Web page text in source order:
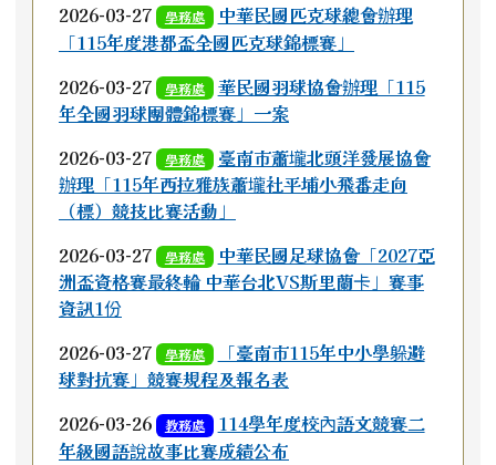
2026-03-27
學務處
中華民國匹克球總會辦理
「115年度港都盃全國匹克球錦標賽」
2026-03-27
學務處
華民國羽球協會辦理「115
年全國羽球團體錦標賽」一案
2026-03-27
學務處
臺南市蕭壠北頭洋發展協會
辦理「115年西拉雅族蕭壠社平埔小飛番走向
（標）競技比賽活動」
2026-03-27
學務處
中華民國足球協會「2027亞
洲盃資格賽最終輪 中華台北VS斯里蘭卡」賽事
資訊1份
2026-03-27
學務處
「臺南市115年中小學躲避
球對抗賽」競賽規程及報名表
2026-03-26
教務處
114學年度校內語文競賽二
年級國語說故事比賽成績公布